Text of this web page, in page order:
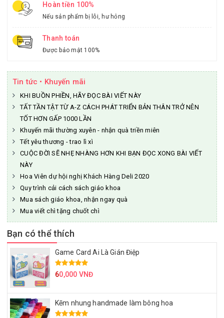
Hoàn tiền 100%
Nếu sản phẩm bị lỗi, hư hỏng
Thanh toán
Được bảo mật 100%
Tin tức • Khuyến mãi
KHI BUỒN PHIỀN, HÃY ĐỌC BÀI VIẾT NÀY
TẤT TẦN TẬT TỪ A-Z CÁCH PHÁT TRIỂN BẢN THÂN TRỞ NÊN
TỐT HƠN GẤP 1000 LẦN
Khuyến mãi thường xuyên - nhận quà triền miên
Tết yêu thương - trao lì xì
CUỘC ĐỜI SẼ NHẸ NHÀNG HƠN KHI BẠN ĐỌC XONG BÀI VIẾT
NÀY
Hoa Viên dự hội nghị Khách Hàng Deli 2020
Quy trình cải cách sách giáo khoa
Mua sách giáo khoa, nhận ngay quà
Mua viết chì tặng chuốt chì
Bạn có thể thích
Game Card Ai Là Gián Điệp
60,000 VNĐ
Kẽm nhung handmade làm bông hoa